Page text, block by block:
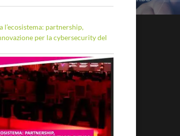
l’ecosistema: partnership,
per la cybersecurity del